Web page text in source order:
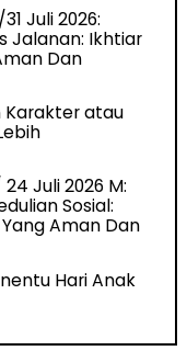
Juli 2026:
Jalanan: Ikhtiar
Dan
Karakter atau
Juli 2026 M:
Sosial:
Aman Dan
Hari Anak